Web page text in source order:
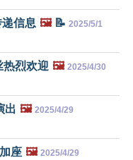
信息 🖼️📝 2025/5/1
热烈欢迎 🖼️ 2025/4/30
出 🖼️ 2025/4/29
座 🖼️ 2025/4/29